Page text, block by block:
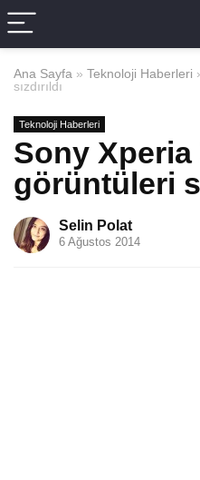
Ana Sayfa » Teknoloji Haberleri
sızdırıldı
Teknoloji Haberleri
Sony Xperia
görüntüleri
Selin Polat
6 Ağustos 2014